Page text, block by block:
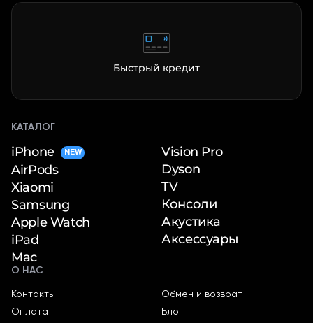
Быстрый кредит
КАТАЛОГ
iPhone NEW
AirPods
Xiaomi
Samsung
Apple Watch
iPad
Mac
Vision Pro
Dyson
TV
Консоли
Акустика
Аксессуары
О НАС
Контакты
Оплата
Обмен и возврат
Блог